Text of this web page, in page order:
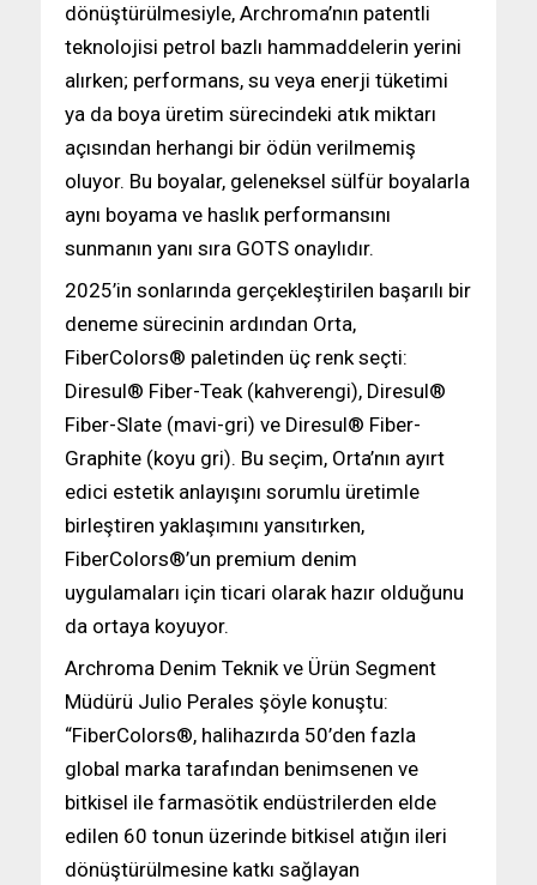
dönüştürülmesiyle, Archroma’nın patentli
teknolojisi petrol bazlı hammaddelerin yerini
alırken; performans, su veya enerji tüketimi
ya da boya üretim sürecindeki atık miktarı
açısından herhangi bir ödün verilmemiş
oluyor. Bu boyalar, geleneksel sülfür boyalarla
aynı boyama ve haslık performansını
sunmanın yanı sıra GOTS onaylıdır.
2025’in sonlarında gerçekleştirilen başarılı bir
deneme sürecinin ardından Orta,
FiberColors® paletinden üç renk seçti:
Diresul® Fiber-Teak (kahverengi), Diresul®
Fiber-Slate (mavi-gri) ve Diresul® Fiber-
Graphite (koyu gri). Bu seçim, Orta’nın ayırt
edici estetik anlayışını sorumlu üretimle
birleştiren yaklaşımını yansıtırken,
FiberColors®’un premium denim
uygulamaları için ticari olarak hazır olduğunu
da ortaya koyuyor.
Archroma Denim Teknik ve Ürün Segment
Müdürü Julio Perales şöyle konuştu:
“FiberColors®, halihazırda 50’den fazla
global marka tarafından benimsenen ve
bitkisel ile farmasötik endüstrilerden elde
edilen 60 tonun üzerinde bitkisel atığın ileri
dönüştürülmesine katkı sağlayan